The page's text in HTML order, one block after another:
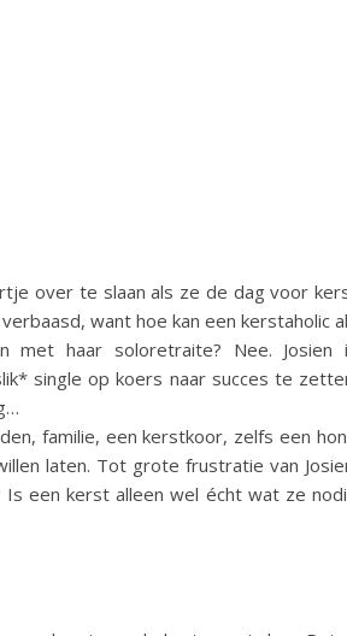
over te slaan als ze de dag voor
want hoe kan een kerstaholic
haar soloretraite? Nee. Josien
single op koers naar succes te
familie, een kerstkoor, zelfs een
laten. Tot grote frustratie van
een kerst alleen wel écht wat ze